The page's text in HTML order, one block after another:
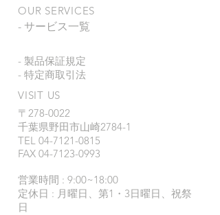
OUR SERVICES
- サービス一覧
- 製品保証規定
- 特定商取引法
VISIT US
〒278-0022
千葉県野田市山崎2784-1
TEL 04-7121-0815
FAX 04-7123-0993
営業時間 : 9:00~18:00
定休日 : 月曜日、第1・3日曜日、祝祭
日